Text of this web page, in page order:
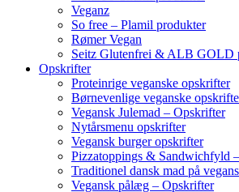
Veganz
So free – Plamil produkter
Rømer Vegan
Seitz Glutenfrei & ALB GOLD
Opskrifter
Proteinrige veganske opskrifter
Børnevenlige veganske
Vegansk Julemad – Opskrifter
Nytårsmenu opskrifter
Vegansk burger opskrifter
Pizzatoppings & Sandwichfyld
Traditionel dansk mad på
Vegansk pålæg – Opskrifter